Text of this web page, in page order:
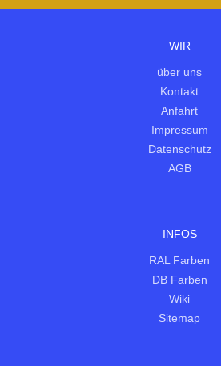
WIR
über uns
Kontakt
Anfahrt
Impressum
Datenschutz
AGB
INFOS
RAL Farben
DB Farben
Wiki
Sitemap